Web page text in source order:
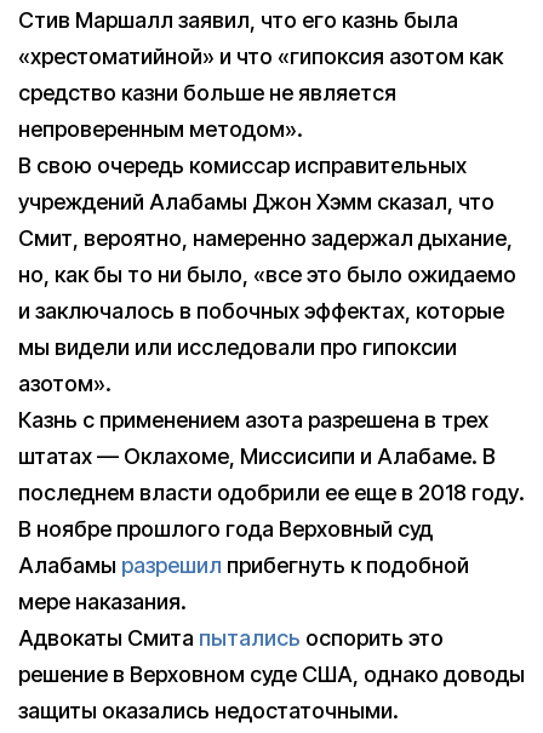
Стив Маршалл заявил, что его казнь была
«хрестоматийной» и что «гипоксия азотом как
средство казни больше не является
непроверенным методом».
В свою очередь комиссар исправительных
учреждений Алабамы Джон Хэмм сказал, что
Смит, вероятно, намеренно задержал дыхание,
но, как бы то ни было, «все это было ожидаемо
и заключалось в побочных эффектах, которые
мы видели или исследовали про гипоксии
азотом».
Казнь с применением азота разрешена в трех
штатах — Оклахоме, Миссисипи и Алабаме. В
последнем власти одобрили ее еще в 2018 году.
В ноябре прошлого года Верховный суд
Алабамы разрешил прибегнуть к подобной
мере наказания.
Адвокаты Смита пытались оспорить это
решение в Верховном суде США, однако доводы
защиты оказались недостаточными.